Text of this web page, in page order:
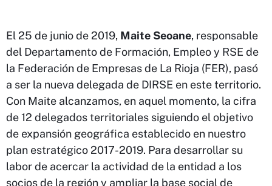
El 25 de junio de 2019, Maite Seoane, responsable
del Departamento de Formación, Empleo y RSE de
la Federación de Empresas de La Rioja (FER), pasó
a ser la nueva delegada de DIRSE en este territorio.
Con Maite alcanzamos, en aquel momento, la cifra
de 12 delegados territoriales siguiendo el objetivo
de expansión geográfica establecido en nuestro
plan estratégico 2017-2019. Para desarrollar su
labor de acercar la actividad de la entidad a los
socios de la región y ampliar la base social de